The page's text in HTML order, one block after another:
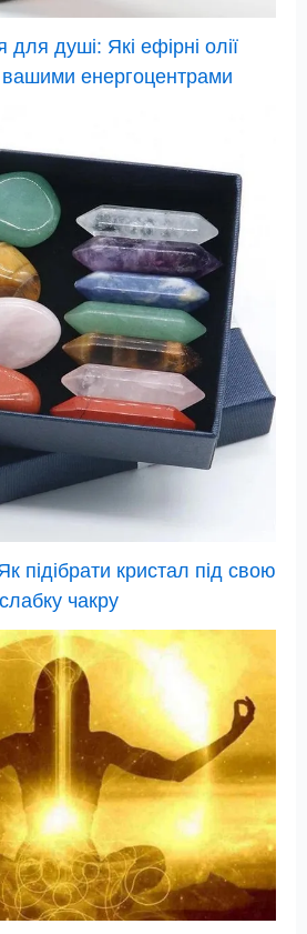
для душі: Які ефірні олії
вашими енергоцентрами
підібрати кристал під свою
слабку чакру